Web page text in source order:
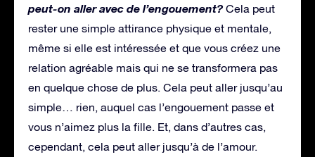
peut-on aller avec de l’engouement? Cela peut
rester une simple attirance physique et mentale,
même si elle est intéressée et que vous créez une
relation agréable mais qui ne se transformera pas
en quelque chose de plus. Cela peut aller jusqu’au
simple… rien, auquel cas l’engouement passe et
vous n’aimez plus la fille. Et, dans d’autres cas,
cependant, cela peut aller jusqu’à de l’amour.